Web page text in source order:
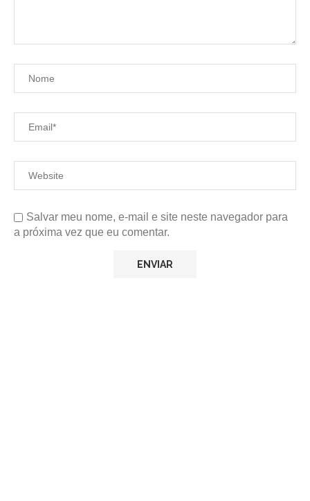
Salvar meu nome, e-mail e site neste navegador para
a próxima vez que eu comentar.